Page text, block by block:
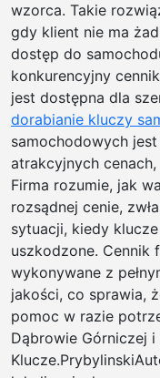
wzorca. Takie
gdy klient nie ma
dostęp do
konkurencyjny
jest dostępna dla
dorabianie kluczy
samochodowych
atrakcyjnych
Firma rozumie, jak
rozsądnej cenie,
sytuacji, kiedy
uszkodzone. Cennik
wykonywane z
jakości, co sprawia,
pomoc w razie
Dąbrowie Górniczej